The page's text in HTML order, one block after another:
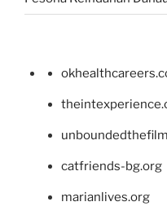
catfriends-bg.org
marianlives.org